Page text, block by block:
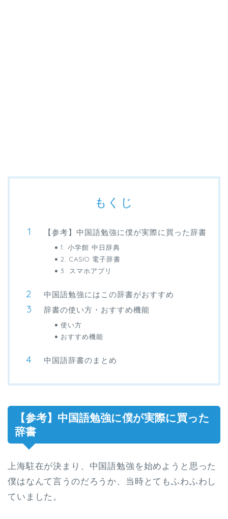
もくじ
【参考】中国語勉強に僕が実際に買った辞書
1. 小学館 中日辞典
2. CASIO 電子辞書
3. スマホアプリ
中国語勉強にはこの辞書がおすすめ
辞書の使い方・おすすめ機能
使い方
おすすめ機能
中国語辞書のまとめ
【参考】中国語勉強に僕が実際に買った
辞書
上海駐在が決まり、中国語勉強を始めようと思った
僕はなんて言うのだろうか、当時とてもふわふわし
ていました。